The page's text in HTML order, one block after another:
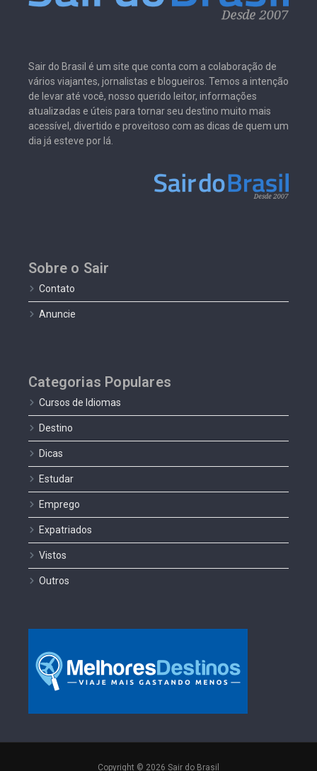
Sair do Brasil é um site que conta com a colaboração de
vários viajantes, jornalistas e blogueiros. Temos a intenção
de levar até você, nosso querido leitor, informações
atualizadas e úteis para tornar seu destino muito mais
acessível, divertido e proveitoso com as dicas de quem um
dia já esteve por lá.
Sobre o Sair
Contato
Anuncie
Categorias Populares
Cursos de Idiomas
Destino
Dicas
Estudar
Emprego
Expatriados
Vistos
Outros
Copyright © 2026 Sair do Brasil